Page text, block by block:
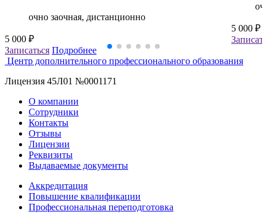
очно заочная, дистанционно
5 000 ₽
Записаться Подробнее
5 000 ₽
Центр дополнительного профессионального образования
Лицензия 45Л01 №0001171
О компании
Сотрудники
Контакты
Отзывы
Лицензии
Реквизиты
Выдаваемые документы
Аккредитация
Повышение квалификации
Профессиональная переподготовка